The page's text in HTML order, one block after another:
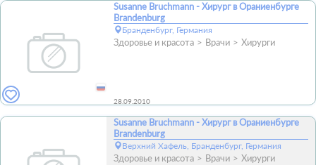
Susanne Bruchmann - Хирург в Ораниенбурге
Brandenburg
Бранденбург, Германия
Здоровье и красота Врачи Хирурги
28.09.2010
Susanne Bruchmann - Хирург в Ораниенбурге
Brandenburg
Верхний Хафель, Бранденбург, Германия
Здоровье и красота Врачи Хирурги